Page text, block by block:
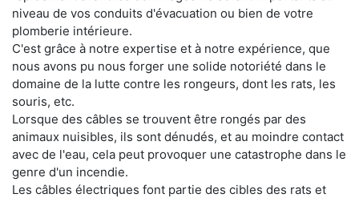
niveau de vos conduits d'évacuation ou bien de votre
plomberie intérieure.
C'est grâce à notre expertise et à notre expérience, que
nous avons pu nous forger une solide notoriété dans le
domaine de la lutte contre les rongeurs, dont les rats, les
souris, etc.
Lorsque des câbles se trouvent être rongés par des
animaux nuisibles, ils sont dénudés, et au moindre contact
avec de l'eau, cela peut provoquer une catastrophe dans le
genre d'un incendie.
Les câbles électriques font partie des cibles des rats et